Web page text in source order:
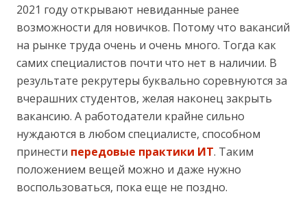
2021 году открывают невиданные ранее
возможности для новичков. Потому что вакансий
на рынке труда очень и очень много. Тогда как
самих специалистов почти что нет в наличии. В
результате рекрутеры буквально соревнуются за
вчерашних студентов, желая наконец закрыть
вакансию. А работодатели крайне сильно
нуждаются в любом специалисте, способном
принести передовые практики ИТ. Таким
положением вещей можно и даже нужно
воспользоваться, пока еще не поздно.